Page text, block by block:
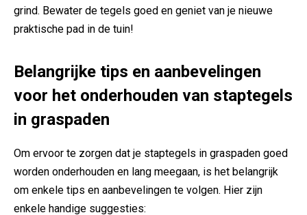
​grind. Bewater de tegels goed en geniet van je ⁤nieuwe
praktische pad in de tuin!
Belangrijke⁢ tips en ‍aanbevelingen
voor het onderhouden van staptegels
in graspaden
Om ervoor te zorgen dat⁢ je ‍staptegels in graspaden goed⁤
worden‌ onderhouden en lang meegaan,⁣ is het ‍belangrijk‍
om‍ enkele tips en aanbevelingen te⁣ volgen. Hier zijn
enkele handige‍ suggesties: